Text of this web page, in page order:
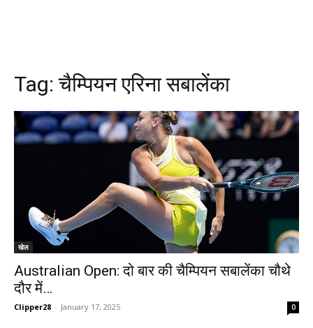
Tag:चैम्पियन एरिना सबालेंका
खेल
Australian Open: दो बार की चैम्पियन सबालेंका चौथे
दौर में…
Clipper28 - January 17, 2025 0